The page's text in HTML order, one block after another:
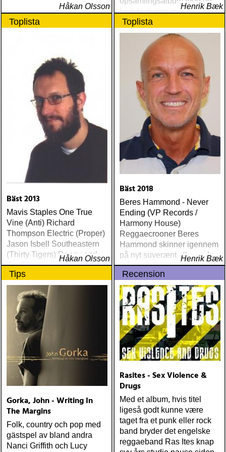
Håkan Olsson
bedste numre indenfor den
populære reggaestil kaldet
one-drop
Henrik Bæk
Toplista
Bäst 2013
Mavis Staples One True
Vine (Anti) Richard
Thompson Electric (Proper)
Jason Isbell Southeastern
(Thirty Tigers) Danny and
the Champions of the World
Stay True (Loose) Slow Fox
Just Like the Birds (Rootsy)
Steve Earle The Low
Highway (New West) Bob
Dylan Another Self Portrait
(Columbia) Halden Electric
Women (Rootsy) Rokia
Traoré Beautiful Africa
(Nonesuch) Sam Baker Say
Grace (Sam Baker Music)
Guy Clark My Favorite
Richard Lindgren Driftwood
(Rootsy) Chip Taylor Block
Out The Sirens Of This
Lonely World (Trainwreck)
Nick Cave & The Bad
Håkan Olsson
Toplista
Bäst 2018
Beres Hammond - Never
Ending (VP Records /
Harmony House)
Reggaecrooner Beres
Hammond skinner igennem
på nyt suverænt album, der
måske er hans bedste
gennem tiderne
Henrik Bæk
Tips
Gorka, John - Writing In
The Margins
Folk, country och pop med
gästspel av bland andra
Nanci Griffith och Lucy
Recension
Rasites - Sex Violence &
Drugs
Med et album, hvis titel
ligeså godt kunne være
taget fra et punk eller rock
band bryder det engelske
reggaeband Ras Ites knap